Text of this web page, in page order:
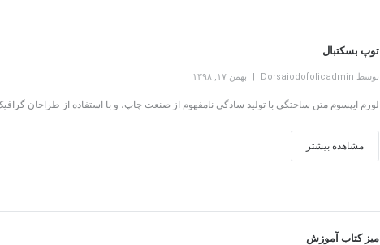
توپ بسکتبال
توسط Dorsaiodofolicadmin بهمن ۱۷, ۱۳۹۸
لورم ایپسوم متن ساختگی با تولید سادگی نامفهوم از صنعت چاپ، و با استفاده از طراحان
مشاهده بیشتر
میز کتاب آموزش